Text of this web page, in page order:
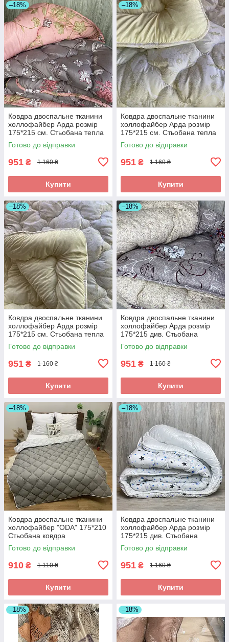
–18%
Ковдра двоспальне тканини
холлофайбер Арда розмір
175*215 см. Стьобана тепла
ковдра
Готово до відправки
951 ₴ 1 160 ₴
Купити
–18%
Ковдра двоспальне тканини
холлофайбер Арда розмір
175*215 см. Стьобана тепла
ковдра
Готово до відправки
951 ₴ 1 160 ₴
Купити
–18%
Ковдра двоспальне тканини
холлофайбер Арда розмір
175*215 см. Стьобана тепла
ковдра
Готово до відправки
951 ₴ 1 160 ₴
Купити
–18%
Ковдра двоспальне тканини
холлофайбер Арда розмір
175*215 див. Стьобана
ковдру теплоео
Готово до відправки
951 ₴ 1 160 ₴
Купити
–18%
Ковдра двоспальне тканини
холлофайбер "ODA" 175*210
Стьобана ковдра
Готово до відправки
910 ₴ 1 110 ₴
Купити
–18%
Ковдра двоспальне тканини
холлофайбер Арда розмір
175*215 див. Стьобана
ковдру теплоео
Готово до відправки
951 ₴ 1 160 ₴
Купити
–18% –18%